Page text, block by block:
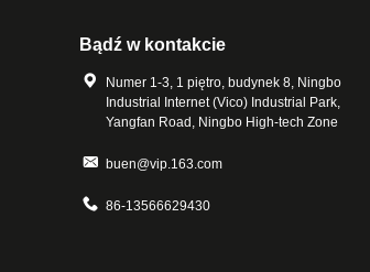
Bądź w kontakcie
Numer 1-3, 1 piętro, budynek 8, Ningbo
Industrial Internet (Vico) Industrial Park,
Yangfan Road, Ningbo High-tech Zone
buen@vip.163.com
86-13566629430